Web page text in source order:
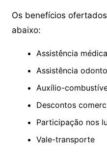
Os benefícios
abaixo:
Assistência médica
Assistência
Auxílio-
Descontos
Participação nos
Vale-transporte